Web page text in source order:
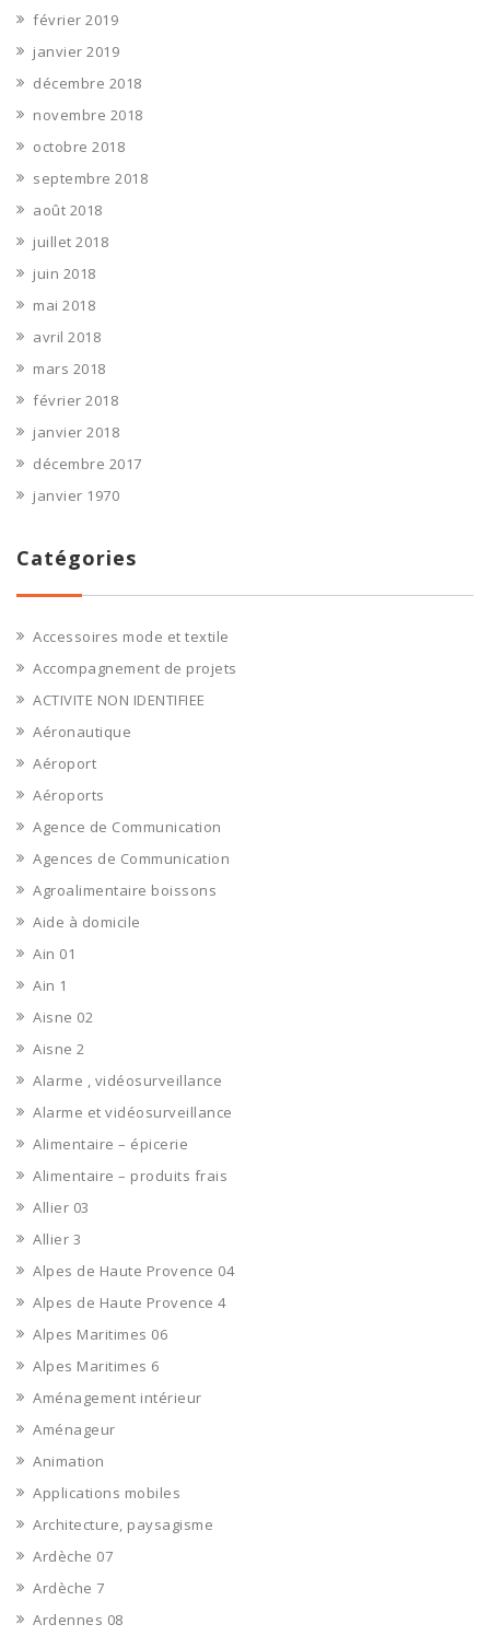
février 2019
janvier 2019
décembre 2018
novembre 2018
octobre 2018
septembre 2018
août 2018
juillet 2018
juin 2018
mai 2018
avril 2018
mars 2018
février 2018
janvier 2018
décembre 2017
janvier 1970
Catégories
Accessoires mode et textile
Accompagnement de projets
ACTIVITE NON IDENTIFIEE
Aéronautique
Aéroport
Aéroports
Agence de Communication
Agences de Communication
Agroalimentaire boissons
Aide à domicile
Ain 01
Ain 1
Aisne 02
Aisne 2
Alarme , vidéosurveillance
Alarme et vidéosurveillance
Alimentaire – épicerie
Alimentaire – produits frais
Allier 03
Allier 3
Alpes de Haute Provence 04
Alpes de Haute Provence 4
Alpes Maritimes 06
Alpes Maritimes 6
Aménagement intérieur
Aménageur
Animation
Applications mobiles
Architecture, paysagisme
Ardèche 07
Ardèche 7
Ardennes 08